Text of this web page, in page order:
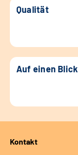
Qualität
Auf einen Blick
Kontakt